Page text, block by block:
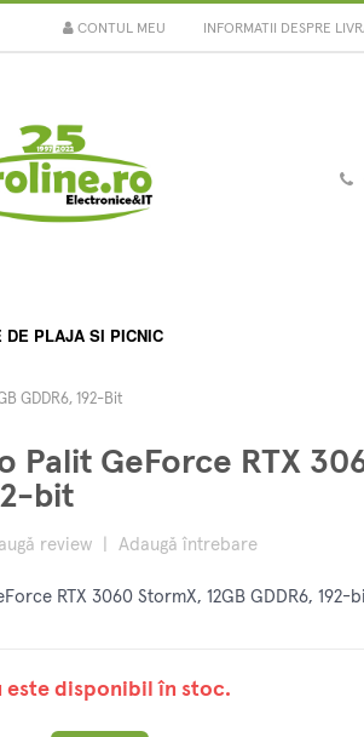
INFORMATII DESPRE
CONTUL MEU
DE PLAJA SI PICNIC
GDDR6, 192-Bit
Palit GeForce RTX
bit
review Adaugă întrebare
RTX 3060 StormX, 12GB GDDR6, 192-
este disponibil în stoc.